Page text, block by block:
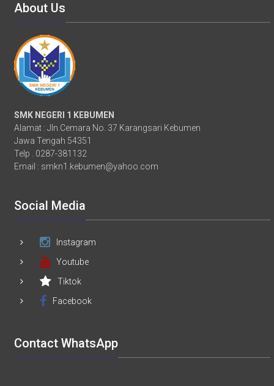
About Us
SMK NEGERI 1 KEBUMEN
Alamat : Jln.Cemara No. 37 Karangsari Kebumen
Jawa Tengah 54351
Telp . 0287-381132
Email : smkn1.kebumen@yahoo.com
Social Media
Instagram
Youtube
Tiktok
Facebook
Contact WhatsApp